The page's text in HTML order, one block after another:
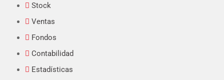
Stock
Ventas
Fondos
Contabilidad
Estadísticas